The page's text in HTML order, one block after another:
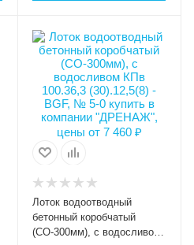
1000
Высота внешняя (мм)
125
Ширина внешняя (мм)
363
Ширина внутренняя
DN300
80
Класс нагрузки
C250
Лоток водоотводный
бетонный коробчатый
(СО-300мм), с водосливом